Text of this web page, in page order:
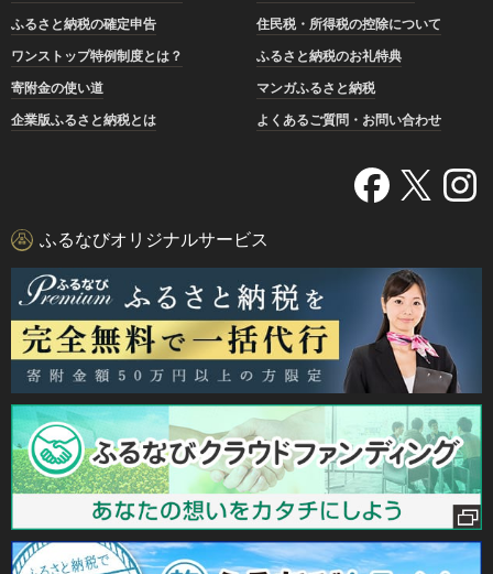
ふるさと納税の確定申告
住民税・所得税の控除について
ワンストップ特例制度とは？
ふるさと納税のお礼特典
寄附金の使い道
マンガふるさと納税
企業版ふるさと納税とは
よくあるご質問・お問い合わせ
ふるなびオリジナルサービス